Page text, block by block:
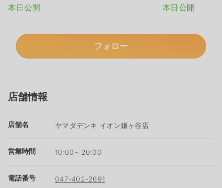
本日公開
本日公開
フォロー
店舗情報
店舗名 ヤマダデンキ イオン鎌ヶ谷店
営業時間 10:00～20:00
電話番号 047-402-2691